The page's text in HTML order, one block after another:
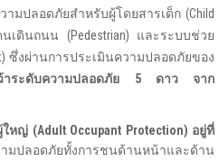
ามปลอดภัยสำหรับผู้โดยสารเด็ก (Child
เดินถนน (Pedestrian) และระบบช่วย
ซึ่งผ่านการประเมินความปลอดภัยของ
าระดับความปลอดภัย 5 ดาว จาก
ใหญ่ (Adult Occupant Protection) อยู่ที่
ปลอดภัยทั้งการชนด้านหน้าและด้าน